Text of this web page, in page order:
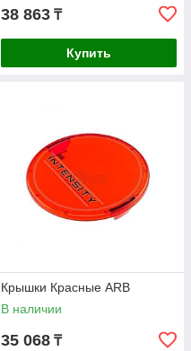
38 863 ₸
Купить
Крышки Красные ARB
В наличии
35 068 ₸